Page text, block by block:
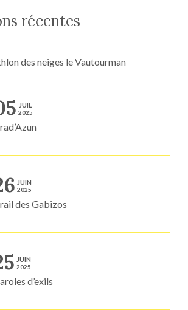
récentes
des neiges le Vautourman
JUIL
2025
JUIN
2025
des Gabizos
JUIN
2025
d’exils